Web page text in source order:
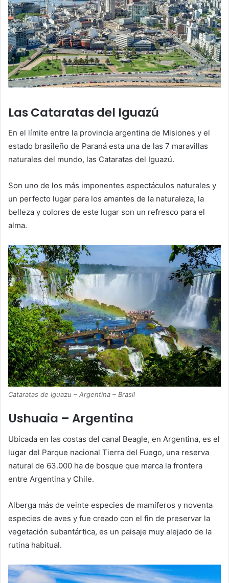
Las Cataratas del Iguazú
En el límite entre la provincia argentina de Misiones y el
estado brasileño de Paraná esta una de las 7 maravillas
naturales del mundo, las Cataratas del Iguazú.
Son uno de los más imponentes espectáculos naturales y
un perfecto lugar para los amantes de la naturaleza, la
belleza y colores de este lugar son un refresco para el
alma.
Cataratas de Iguazu – Argentina – Brasil
Ushuaia – Argentina
Ubicada en las costas del canal Beagle, en Argentina, es el
lugar del Parque nacional Tierra del Fuego, una reserva
natural de 63.000 ha de bosque que marca la frontera
entre Argentina y Chile.
Alberga más de veinte especies de mamíferos y noventa
especies de aves y fue creado con el fin de preservar la
vegetación subantártica, es un paisaje muy alejado de la
rutina habitual.